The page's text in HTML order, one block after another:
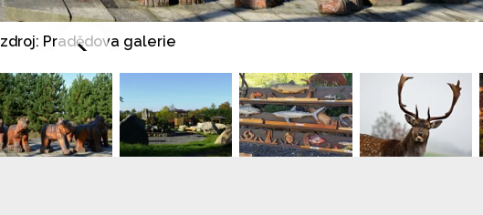
zdroj: Pradědova galerie